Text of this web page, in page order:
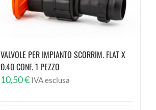
VALVOLE PER IMPIANTO SCORRIM. FLAT X
D.40 CONF. 1 PEZZO
10,50€ IVA esclusa